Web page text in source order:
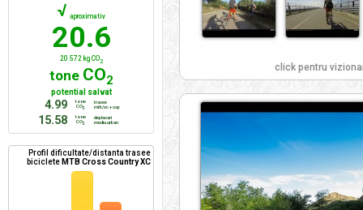
click pentru
√ aproximativ
20.6
20 572 kg CO2
tone CO2
potential salvat
4.99
tone
CO2
trasee
mtb/xc + ssp
15.58
tone
CO2
deplasari
mediu urban
Profil dificultate/distanta trasee
biciclete MTB Cross Country XC